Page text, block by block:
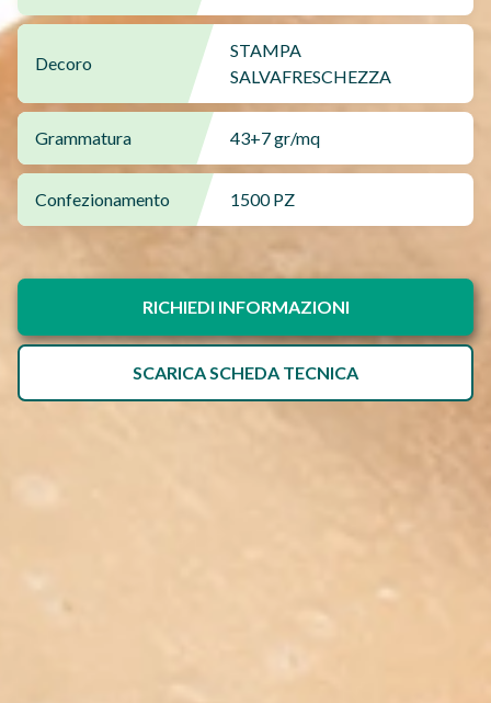
Decoro
STAMPA
SALVAFRESCHEZZA
Grammatura 43+7 gr/mq
Confezionamento 1500 PZ
RICHIEDI INFORMAZIONI
SCARICA SCHEDA TECNICA